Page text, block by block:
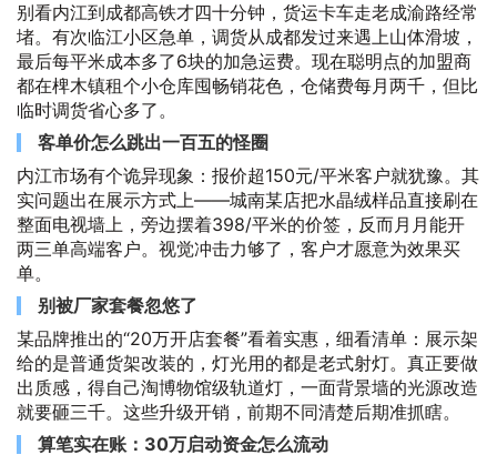
别看内江到成都高铁才四十分钟，货运卡车走老成渝路经常
堵。有次临江小区急单，调货从成都发过来遇上山体滑坡，
最后每平米成本多了6块的加急运费。现在聪明点的加盟商
都在椑木镇租个小仓库囤畅销花色，仓储费每月两千，但比
临时调货省心多了。
客单价怎么跳出一百五的怪圈
内江市场有个诡异现象：报价超150元/平米客户就犹豫。其
实问题出在展示方式上——城南某店把水晶绒样品直接刷在
整面电视墙上，旁边摆着398/平米的价签，反而月月能开
两三单高端客户。视觉冲击力够了，客户才愿意为效果买
单。
别被厂家套餐忽悠了
某品牌推出的“20万开店套餐”看着实惠，细看清单：展示架
给的是普通货架改装的，灯光用的都是老式射灯。真正要做
出质感，得自己淘博物馆级轨道灯，一面背景墙的光源改造
就要砸三千。这些升级开销，前期不同清楚后期准抓瞎。
算笔实在账：30万启动资金怎么流动